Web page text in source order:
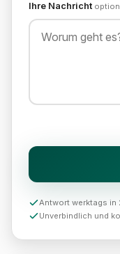
Ihre Nachricht
Antwort werktags in
Unverbindlich und